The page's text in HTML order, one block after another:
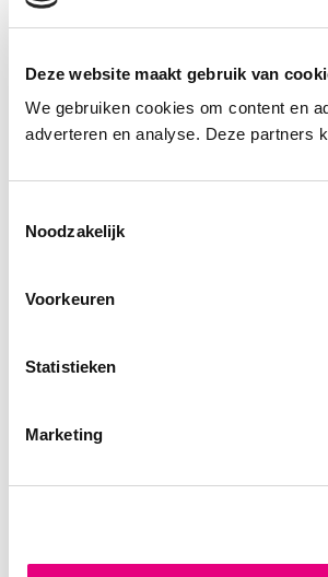
Deze website maakt gebruik van
We gebruiken cookies om content en
adverteren en analyse. Deze partners
Noodzakelijk
Voorkeuren
Statistieken
Marketing